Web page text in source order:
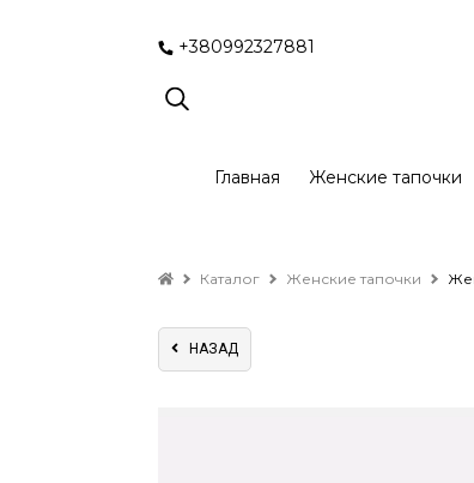
+380992327881
Главная Женские тапочки
Каталог Женские тапочки
НАЗАД